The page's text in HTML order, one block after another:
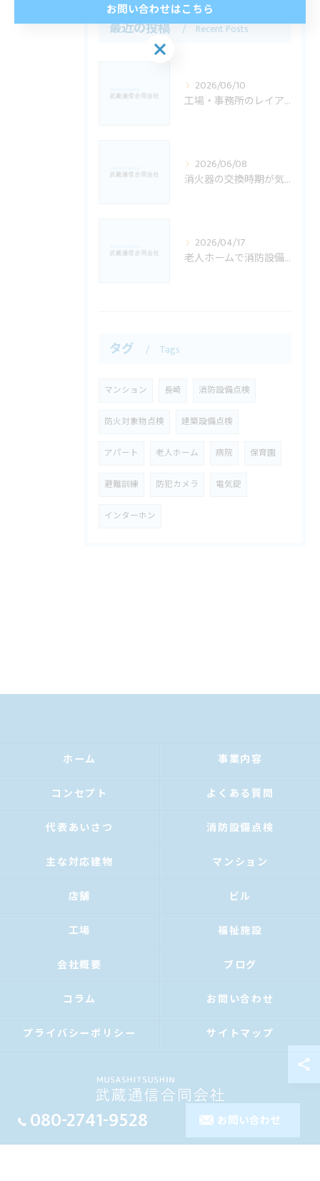
最近の投稿 Recent Posts
2026/06/10
工場・事務所のレイアウト変更後に消防設備で確認したいこと｜佐世保市の方向け
2026/06/08
消火器の交換時期が気になる方へ
2026/04/17
老人ホームで消防設備点検が特に重要な理由｜佐世保市・長崎県でのご相談例
タグ Tags
マンション 長崎 消防設備点検
防火対象物点検 建築設備点検
アパート 老人ホーム 病院 保育園
避難訓練 防犯カメラ 電気錠
インターホン
080-2741-9528 お問い合わせ
ホーム 事業内容
コンセプト よくある質問
代表あいさつ 消防設備点検
主な対応建物 マンション
店舗 ビル
工場 福祉施設
会社概要 ブログ
コラム お問い合わせ
プライバシーポリシー サイトマップ
お問い合わせはこちら
お問い合わせはこちら